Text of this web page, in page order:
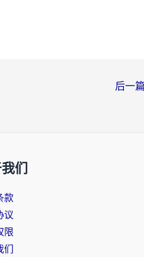
后一
们
款
议
限